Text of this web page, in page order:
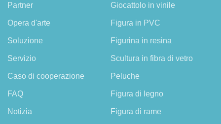
Partner
Opera d'arte
Soluzione
Servizio
Caso di cooperazione
FAQ
Notizia
Giocattolo in vinile
Figura in PVC
Figurina in resina
Scultura in fibra di vetro
Peluche
Figura di legno
Figura di rame